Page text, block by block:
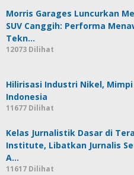
Morris Garages Luncurkan
SUV Canggih: Performa
Tekn…
12073 Dilihat
Hilirisasi Industri Nikel,
Indonesia
11677 Dilihat
Kelas Jurnalistik Dasar di
Institute, Libatkan Jurnalis
A…
11617 Dilihat